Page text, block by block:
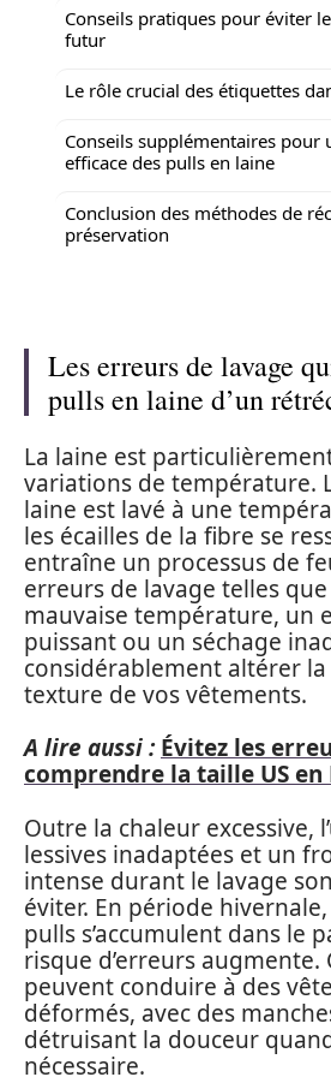
Conseils pratiques pour éviter
futur
Le rôle crucial des étiquettes
Conseils supplémentaires pour
efficace des pulls en laine
Conclusion des méthodes de
préservation
Les erreurs de lavage
pulls en laine d’un
La laine est
variations de température.
laine est lavé à une
les écailles de la fibre se
entraîne un processus de
erreurs de lavage telles que
mauvaise température, un
puissant ou un séchage
considérablement altérer
texture de vos vêtements.
A lire aussi : Évitez les
comprendre la taille US en
Outre la chaleur excessive,
lessives inadaptées et un
intense durant le lavage
éviter. En période
pulls s’accumulent dans le
risque d’erreurs augmente.
peuvent conduire à des
déformés, avec des
détruisant la douceur
nécessaire.